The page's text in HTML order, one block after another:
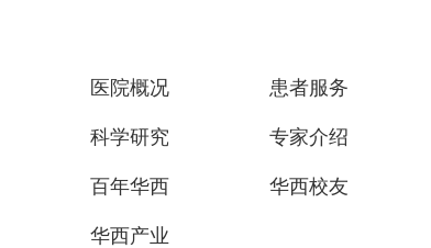
医院概况 患者服务
科学研究 专家介绍
百年华西 华西校友
华西产业